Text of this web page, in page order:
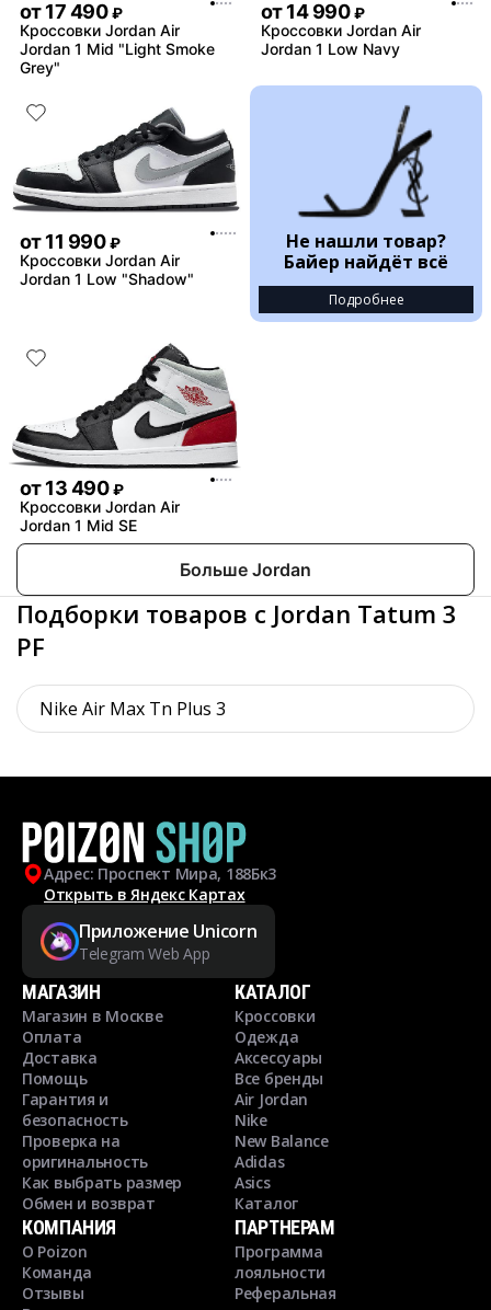
от17 490 ₽
Кроссовки Jordan Air
Jordan 1 Mid "Light Smoke
Grey"
от14 990 ₽
Кроссовки Jordan Air
Jordan 1 Low Navy
от11 990 ₽
Кроссовки Jordan Air
Jordan 1 Low "Shadow"
Не нашли товар?
Байер найдёт всё
Подробнее
от13 490 ₽
Кроссовки Jordan Air
Jordan 1 Mid SE
Больше Jordan
Подборки товаров с Jordan Tatum 3
PF
Nike Air Max Tn Plus 3
Адрес: Проспект Мира, 188Бк3
Открыть в Яндекс Картах
Приложение Unicorn
Telegram Web App
МАГАЗИН
Магазин в Москве
Оплата
Доставка
Помощь
Гарантия и
безопасность
Проверка на
оригинальность
Как выбрать размер
Обмен и возврат
КАТАЛОГ
Кроссовки
Одежда
Аксессуары
Все бренды
Air Jordan
Nike
New Balance
Adidas
Asics
Каталог
КОМПАНИЯ
О Poizon
Команда
Отзывы
ПАРТНЕРАМ
Программа
лояльности
Реферальная